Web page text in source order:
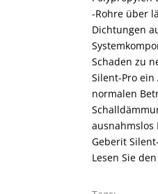
-Rohre über
Dichtungen
Schaden zu
Silent-Pro
normalen
ausnahmslos
Geberit
Lesen Sie